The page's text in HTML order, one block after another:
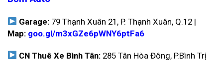
Garage: 79 Thạnh Xuân 21, P. Thạnh Xuân, Q.12 |
Map: goo.gl/m3xGZe6pWNY6ptFa6
CN Thuê Xe Bình Tân: 285 Tân Hòa Đông, P.Bình Trị